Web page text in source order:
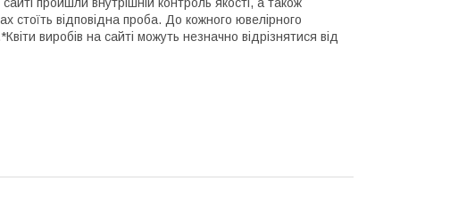
стоїть відповідна проба. До кожного ювелірного
виробів на сайті можуть незначно відрізнятися від